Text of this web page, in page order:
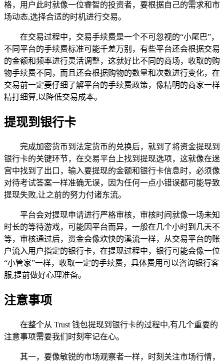
格，用户此时就像一位睿智的投资者，要根据自己的需求和市
场动态,选择合适的时机进行交易。
在交易过程中，交易手续费是一个不可忽视的“小尾巴”，
不同平台的手续费标准可能千差万别，有些平台还会根据交易
的金额和频率进行灵活调整，这就好比不同的商场，收取的购
物手续费不同，而且还会根据购物的数量和次数进行变化，在
交易前一定要仔细了解平台的手续费政策，像精明的商家一样
精打细算,以降低交易成本。
提现到银行卡
完成加密货币到法定货币的兑换后，就到了将资金提现到
银行卡的关键环节，在交易平台上找到提现选项，这就像在迷
宫中找到了出口，输入要提现的金额和银行卡信息时，必须像
对待考试答案一样准确无误，因为任何一点小错误都可能导致
提现失败,让之前的努力付诸东流。
平台会对提现申请进行严格审核，审核时间就像一场未知
时长的等待游戏，可能因平台而异，一般在几个小时到几天不
等，审核通过后，资金会像欢快的溪流一样，从交易平台的账
户流入用户指定的银行卡，在提现过程中，银行可能会像一位
“小管家”一样，收取一定的手续费，具体费用可以咨询银行客
服,提前做好心理准备。
注意事项
在整个从 Trust 钱包提现到银行卡的过程中,有几个重要的
注意事项需要我们时刻牢记在心。
其一，要像敏锐的市场观察者一样，时刻关注市场行情，